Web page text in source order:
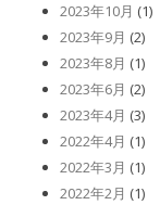
2023年10月 (1)
2023年9月 (2)
2023年8月 (1)
2023年6月 (2)
2023年4月 (3)
2022年4月 (1)
2022年3月 (1)
2022年2月 (1)